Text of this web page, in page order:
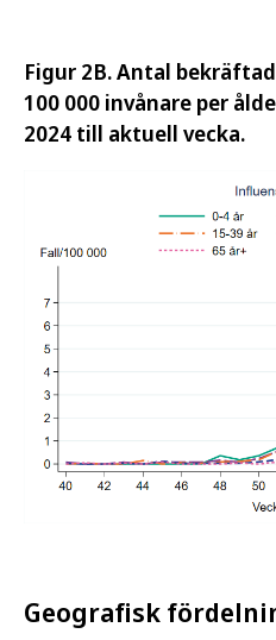
Figur 2B. Antal
100 000 invånare per
2024 till aktuell vecka.
Geografisk